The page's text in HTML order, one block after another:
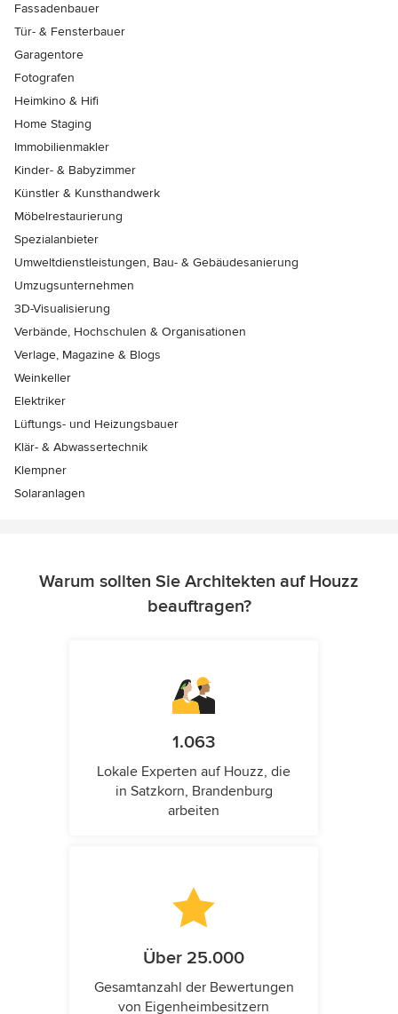
Fassadenbauer
Tür- & Fensterbauer
Garagentore
Fotografen
Heimkino & Hifi
Home Staging
Immobilienmakler
Kinder- & Babyzimmer
Künstler & Kunsthandwerk
Möbelrestaurierung
Spezialanbieter
Umweltdienstleistungen, Bau- & Gebäudesanierung
Umzugsunternehmen
3D-Visualisierung
Verbände, Hochschulen & Organisationen
Verlage, Magazine & Blogs
Weinkeller
Elektriker
Lüftungs- und Heizungsbauer
Klär- & Abwassertechnik
Klempner
Solaranlagen
Warum sollten Sie Architekten auf Houzz
beauftragen?
1.063
Lokale Experten auf Houzz, die
in Satzkorn, Brandenburg
arbeiten
Über 25.000
Gesamtanzahl der Bewertungen
von Eigenheimbesitzern